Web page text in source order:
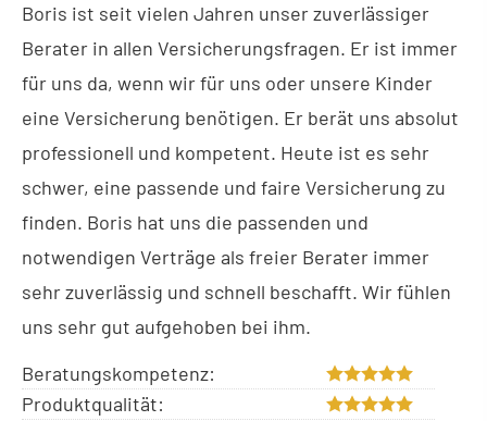
Boris ist seit vielen Jahren unser zuverlässiger
Berater in allen Versicherungsfragen. Er ist immer
für uns da, wenn wir für uns oder unsere Kinder
eine Versicherung benötigen. Er berät uns absolut
professionell und kompetent. Heute ist es sehr
schwer, eine passende und faire Versicherung zu
finden. Boris hat uns die passenden und
notwendigen Verträge als freier Berater immer
sehr zuverlässig und schnell beschafft. Wir fühlen
uns sehr gut aufgehoben bei ihm.
Beratungskompetenz:
Produktqualität: